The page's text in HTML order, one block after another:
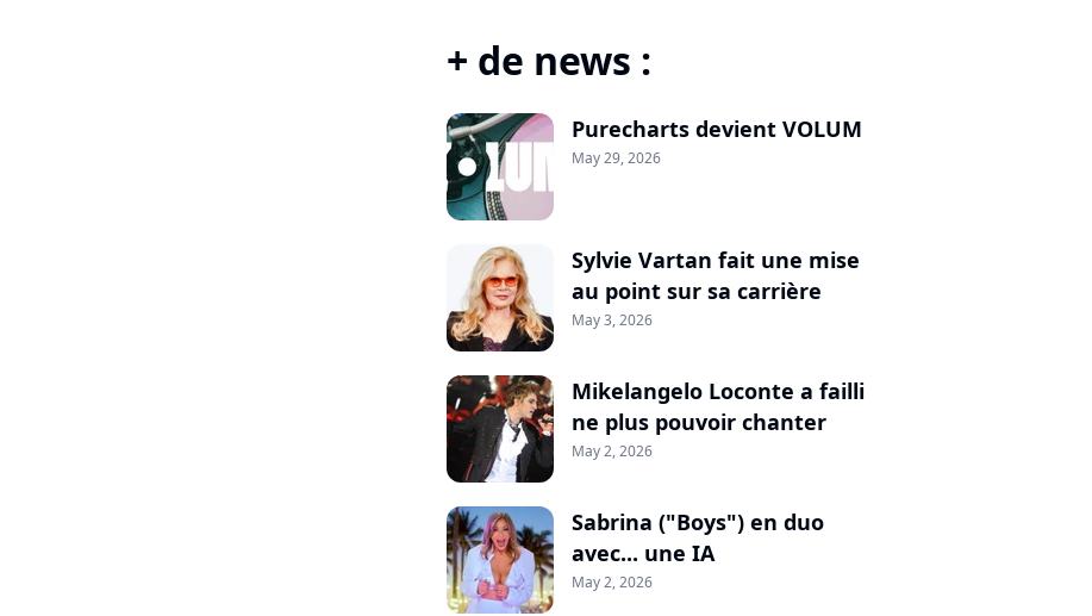
+ de news :
Purecharts devient VOLUM
May 29, 2026
Sylvie Vartan fait une mise
au point sur sa carrière
May 3, 2026
Mikelangelo Loconte a failli
ne plus pouvoir chanter
May 2, 2026
Sabrina ("Boys") en duo
avec... une IA
May 2, 2026